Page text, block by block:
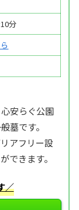
分
安らぐ公園
墓です。
アフリー設
できます。
／